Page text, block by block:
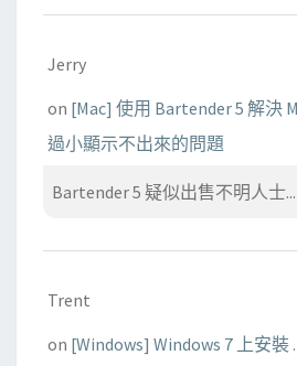
Jerry
on [Mac] 使用 Bartender 5 解決
過小顯示不出來的問題
Bartender 5 疑似出售不明人士...
Trent
on [Windows] Windows 7 上安裝